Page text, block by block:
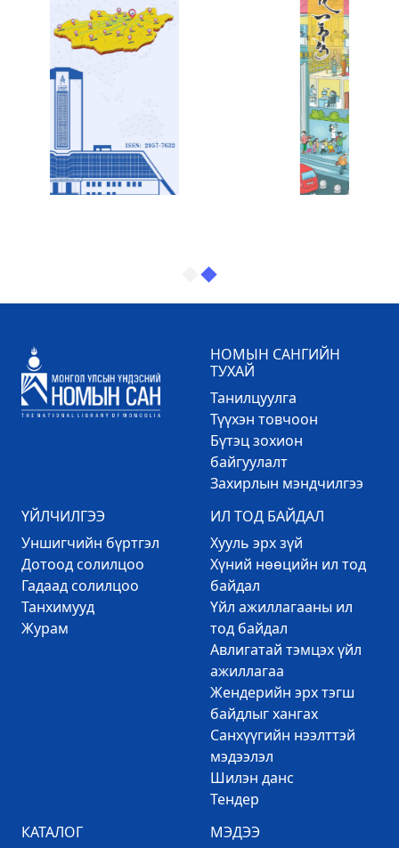
НОМЫН САНГИЙН
ТУХАЙ
Танилцуулга
Түүхэн товчоон
Бүтэц зохион
байгуулалт
Захирлын мэндчилгээ
ҮЙЛЧИЛГЭЭ
Уншигчийн бүртгэл
Дотоод солилцоо
Гадаад солилцоо
Танхимууд
Журам
ИЛ ТОД БАЙДАЛ
Хууль эрх зүй
Хүний нөөцийн ил тод
байдал
Үйл ажиллагааны ил
тод байдал
Авлигатай тэмцэх үйл
ажиллагаа
Жендерийн эрх тэгш
байдлыг хангах
Санхүүгийн нээлттэй
мэдээлэл
Шилэн данс
Тендер
КАТАЛОГ
МЭДЭЭ